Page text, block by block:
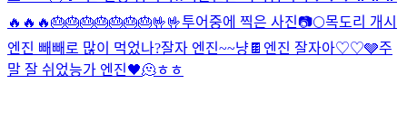
🔥🔥🔥🎂🎂🎂🎂🎂🎂🎂🤟🤟투어중에 찍은 사진📷🌕목도리 개시
엔진 빼빼로 많이 먹었나?잘자 엔진~~냥 🍫 엔진 잘자아♡♡🩶주
말 잘 쉬었능가 엔진🖤🫠ㅎㅎ